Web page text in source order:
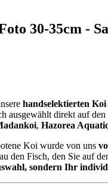
30-35cm -
handselektierten
ausgewählt direkt auf
, Hazorea
Koi wurde von uns
den Fisch, den Sie auf
sondern Ihr